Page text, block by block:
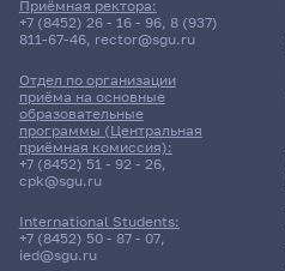
Приёмная ректора:
+7 (8452) 26 - 16 - 96, 8 (937)
811-67-46, rector@sgu.ru
Отдел по организации
приёма на основные
образовательные
программы (Центральная
приёмная комиссия):
+7 (8452) 51 - 92 - 26,
cpk@sgu.ru
International Students:
+7 (8452) 50 - 87 - 07,
ied@sgu.ru